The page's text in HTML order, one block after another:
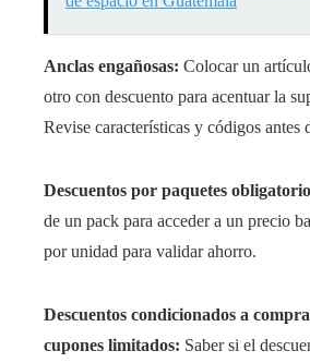
Anclas engañosas: Colocar un
otro con descuento para acentuar la
Revise características y códigos antes
Descuentos por paquetes
de un pack para acceder a un precio
por unidad para validar ahorro.
Descuentos condicionados a
cupones limitados: Saber si el